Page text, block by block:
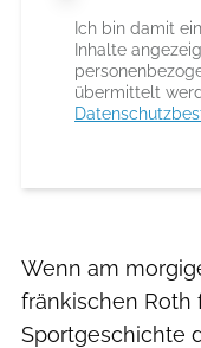
Ich bin damit
Inhalte
übermittelt
Wenn am
fränkischen Roth
Sportgeschichte